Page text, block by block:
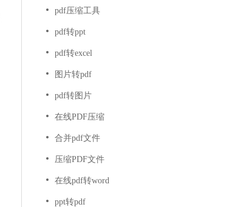
pdf压缩工具
pdf转ppt
pdf转excel
图片转pdf
pdf转图片
在线PDF压缩
合并pdf文件
压缩PDF文件
在线pdf转word
ppt转pdf